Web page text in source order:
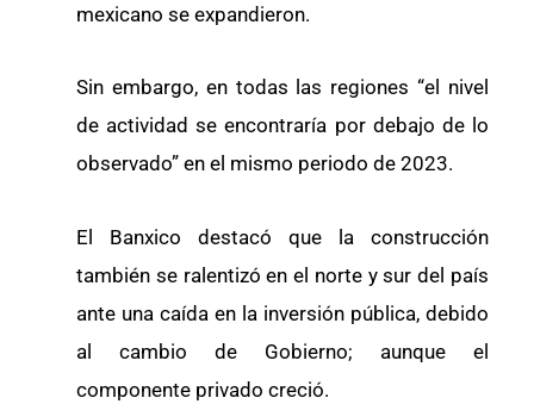
mexicano se expandieron.
Sin embargo, en todas las regiones “el nivel
de actividad se encontraría por debajo de lo
observado” en el mismo periodo de 2023.
El Banxico destacó que la construcción
también se ralentizó en el norte y sur del país
ante una caída en la inversión pública, debido
al cambio de Gobierno; aunque el
componente privado creció.